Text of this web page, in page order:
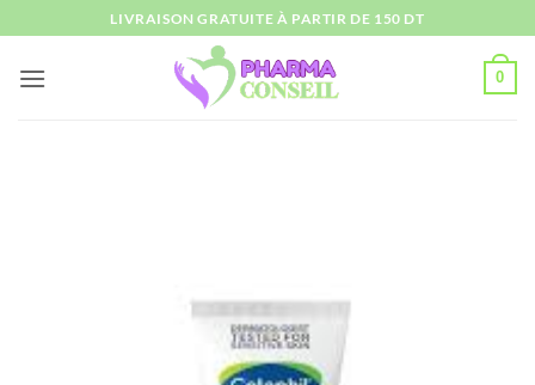
au
contenu
LIVRAISON GRATUITE À PARTIR DE 150 DT
0